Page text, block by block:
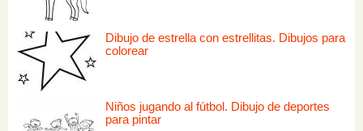
Dibujo de estrella con estrellitas. Dibujos para
colorear
Niños jugando al fútbol. Dibujo de deportes
para pintar